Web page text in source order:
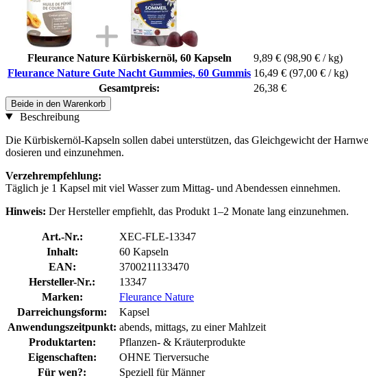
Fleurance Nature Kürbiskernöl, 60 Kapseln 9,89 € (98,90 € / kg)
Fleurance Nature Gute Nacht Gummies, 60 Gummis 16,49 € (97,00 € / kg)
Gesamtpreis:
26,38 €
Beide in den Warenkorb
Beschreibung
Die Kürbiskernöl-Kapseln sollen dabei unterstützen, das Gleichgewicht der
dosieren und einzunehmen.
Verzehrempfehlung:
Täglich je 1 Kapsel mit viel Wasser zum Mittag- und Abendessen einnehmen.
Hinweis: Der Hersteller empfiehlt, das Produkt 1–2 Monate lang einzunehmen.
Art.-Nr.:
XEC-FLE-13347
Inhalt:
60 Kapseln
EAN:
3700211133470
Hersteller-Nr.:
13347
Marken:
Fleurance Nature
Darreichungsform:
Kapsel
Anwendungszeitpunkt: abends, mittags, zu einer Mahlzeit
Produktarten:
Pflanzen- & Kräuterprodukte
Eigenschaften:
OHNE Tierversuche
Für wen?:
Speziell für Männer